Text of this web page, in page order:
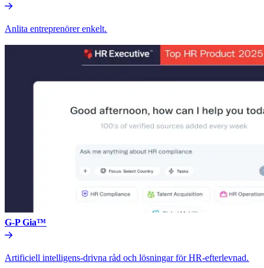
Anlita entreprenörer enkelt.​​
G-P Gia™​​
Artificiell intelligens-drivna råd och lösningar för HR-efterlevnad.​​